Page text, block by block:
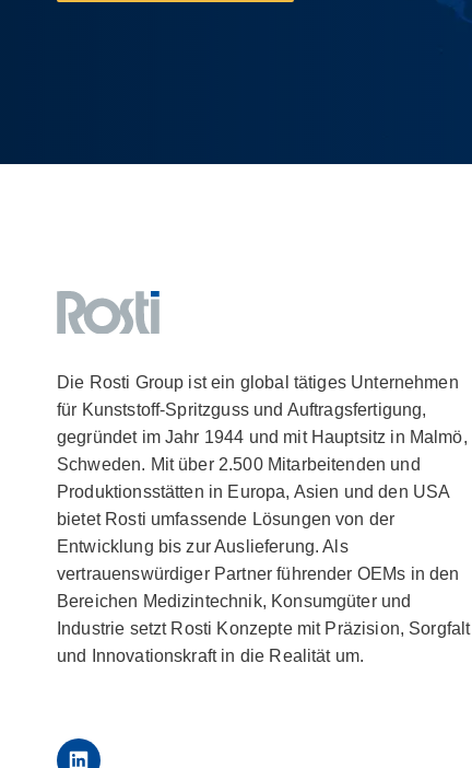
Die Rosti Group ist ein global tätiges Unternehmen
für Kunststoff-Spritzguss und Auftragsfertigung,
gegründet im Jahr 1944 und mit Hauptsitz in Malmö,
Schweden. Mit über 2.500 Mitarbeitenden und
Produktionsstätten in Europa, Asien und den USA
bietet Rosti umfassende Lösungen von der
Entwicklung bis zur Auslieferung. Als
vertrauenswürdiger Partner führender OEMs in den
Bereichen Medizintechnik, Konsumgüter und
Industrie setzt Rosti Konzepte mit Präzision, Sorgfalt
und Innovationskraft in die Realität um.
LinkedIn